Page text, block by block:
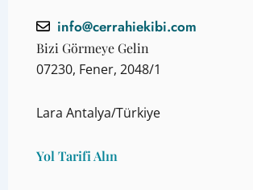
info@cerrahiekibi.com
Bizi Görmeye Gelin
07230, Fener, 2048/1
Lara Antalya/Türkiye
Yol Tarifi Alın